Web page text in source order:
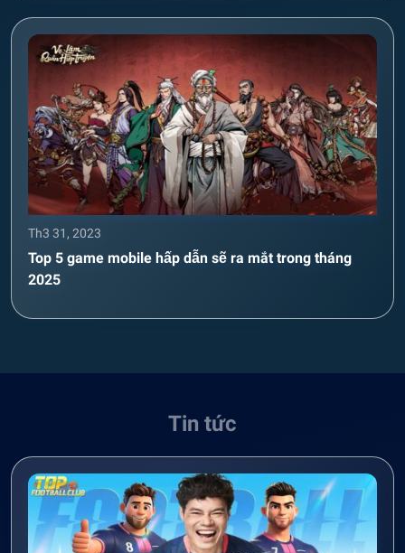
Th3 31, 2023
Top 5 game mobile hấp dẫn sẽ ra mắt trong tháng
2025
Tin tức